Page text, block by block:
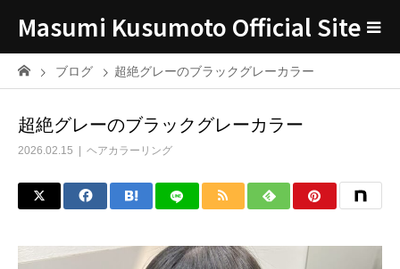
Masumi Kusumoto Official Site
ブログ 超絶グレーのブラックグレーカラー
超絶グレーのブラックグレーカラー
2026.02.15 ヘアカラーリング